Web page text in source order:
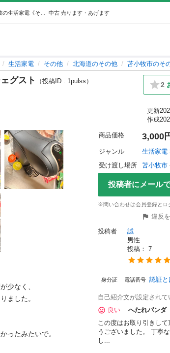
中古 売ります・あげます
生活家電 その他 北海道のその他 苫小牧市のそ
グスト （投稿ID : 1pulss） 2
更新
作成
少なく、
ました。
ったみたいで。
商品価格 3,000
ジャンル 生活家電
受け渡し場所
苫小牧市
投稿者にメール
※問い合わせは会員登録とロ
違反
投稿者
誠
男性
投稿： 7
身分証 電話番号 認証と
自己紹介文が設定されて
良い
へたれパンダ
この度はお取り引きして
うございました。 丁寧
し...